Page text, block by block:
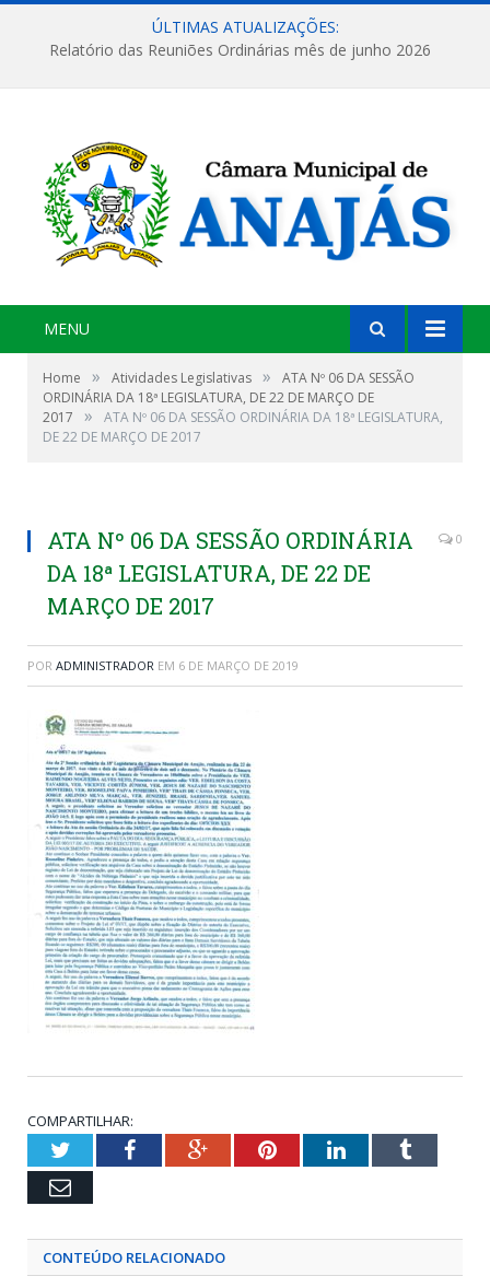
ÚLTIMAS ATUALIZAÇÕES:
Relatório das Reuniões Ordinárias mês de junho 2026
MENU
Home » Atividades Legislativas »
ATA Nº 06 DA SESSÃO
ORDINÁRIA DA 18ª LEGISLATURA, DE 22 DE MARÇO DE
2017
»
ATA Nº 06 DA SESSÃO ORDINÁRIA DA 18ª LEGISLATURA,
DE 22 DE MARÇO DE 2017
ATA Nº 06 DA SESSÃO ORDINÁRIA
DA 18ª LEGISLATURA, DE 22 DE
MARÇO DE 2017
0
POR ADMINISTRADOR EM 6 DE MARÇO DE 2019
COMPARTILHAR:
TwitterFacebookGoogle+PinterestLinkedInTumblr
Email
CONTEÚDO RELACIONADO